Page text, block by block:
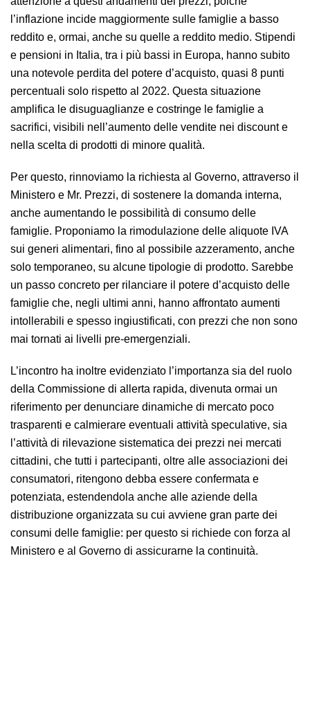
l’inflazione incide maggiormente sulle famiglie a basso
reddito e, ormai, anche su quelle a reddito medio. Stipendi
e pensioni in Italia, tra i più bassi in Europa, hanno subito
una notevole perdita del potere d’acquisto, quasi 8 punti
percentuali solo rispetto al 2022. Questa situazione
amplifica le disuguaglianze e costringe le famiglie a
sacrifici, visibili nell’aumento delle vendite nei discount e
nella scelta di prodotti di minore qualità.
Per questo, rinnoviamo la richiesta al Governo, attraverso il
Ministero e Mr. Prezzi, di sostenere la domanda interna,
anche aumentando le possibilità di consumo delle
famiglie. Proponiamo la rimodulazione delle aliquote IVA
sui generi alimentari, fino al possibile azzeramento, anche
solo temporaneo, su alcune tipologie di prodotto. Sarebbe
un passo concreto per rilanciare il potere d’acquisto delle
famiglie che, negli ultimi anni, hanno affrontato aumenti
intollerabili e spesso ingiustificati, con prezzi che non sono
mai tornati ai livelli pre-emergenziali.
L’incontro ha inoltre evidenziato l’importanza sia del ruolo
della Commissione di allerta rapida, divenuta ormai un
riferimento per denunciare dinamiche di mercato poco
trasparenti e calmierare eventuali attività speculative, sia
l’attività di rilevazione sistematica dei prezzi nei mercati
cittadini, che tutti i partecipanti, oltre alle associazioni dei
consumatori, ritengono debba essere confermata e
potenziata, estendendola anche alle aziende della
distribuzione organizzata su cui avviene gran parte dei
consumi delle famiglie: per questo si richiede con forza al
Ministero e al Governo di assicurarne la continuità.